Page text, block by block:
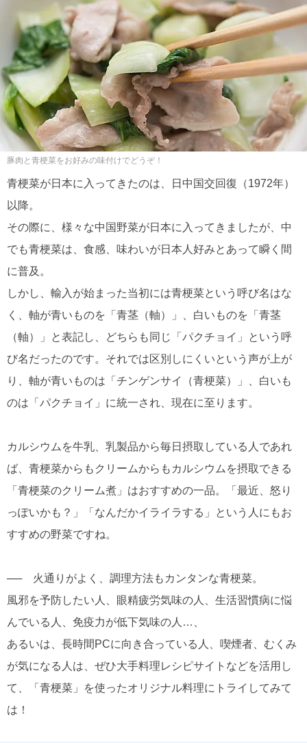
豚肉と青梗菜をお好みの味付けでどうぞ！
青梗菜が日本に入ってきたのは、日中国交回復（1972年）
以降。
その際に、様々な中国野菜が日本に入ってきましたが、中
でも青梗菜は、食感、味わいが日本人好みとあって瞬く間
に普及。
しかし、輸入が始まった当初には青梗菜という呼び名はな
く、軸が青いものを「青茎（軸）」、白いものを「青茎
（軸）」と表記し、どちらも同じ「パクチョイ」という呼
び名だったのです。それでは区別しにくいという声が上が
り、軸が青いものは「チンゲンサイ（青梗菜）」、白いも
のは「パクチョイ」に統一され、現在に至ります。
カルシウムを牛乳、乳製品から毎日摂取している人であれ
ば、青梗菜からもクリームからもカルシウムを摂取できる
「青梗菜のクリーム煮」はおすすめの一品。「最近、怒り
っぽいかも？」「なんだかイライラする」という人にもお
すすめの野菜ですね。
── 火通りがよく、調理方法もカンタンな青梗菜。
風邪を予防したい人、眼精疲労気味の人、生活習慣病に悩
んでいる人、免疫力が低下気味の人…、
あるいは、長時間PCに向き合っている人、喫煙者、むくみ
が気になる人は、ぜひ大手料理レシピサイトなどを活用し
て、「青梗菜」を使ったオリジナル料理にトライしてみて
は！